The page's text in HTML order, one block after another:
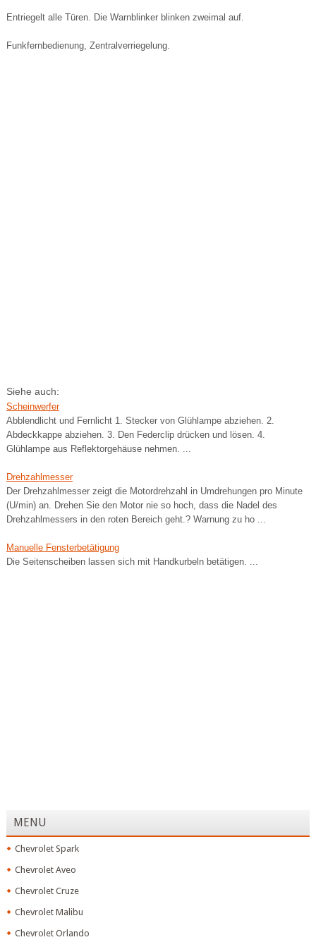
Entriegelt alle Türen. Die Warnblinker blinken zweimal auf.
Funkfernbedienung, Zentralverriegelung.
Siehe auch:
Scheinwerfer
Abblendlicht und Fernlicht 1. Stecker von Glühlampe abziehen. 2.
Abdeckkappe abziehen. 3. Den Federclip drücken und lösen. 4.
Glühlampe aus Reflektorgehäuse nehmen. ...
Drehzahlmesser
Der Drehzahlmesser zeigt die Motordrehzahl in Umdrehungen pro Minute
(U/min) an. Drehen Sie den Motor nie so hoch, dass die Nadel des
Drehzahlmessers in den roten Bereich geht.? Warnung zu ho ...
Manuelle Fensterbetätigung
Die Seitenscheiben lassen sich mit Handkurbeln betätigen. ...
MENU
Chevrolet Spark
Chevrolet Aveo
Chevrolet Cruze
Chevrolet Malibu
Chevrolet Orlando